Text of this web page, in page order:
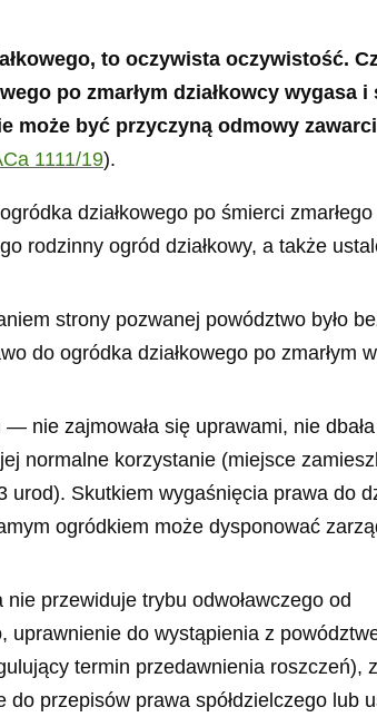
to oczywista oczywistość.
po zmarłym działkowcy wygasa
może być przyczyną odmowy
1111/19).
działkowego po śmierci
rodzinny ogród działkowy, a także
strony pozwanej powództwo było
do ogródka działkowego po zmarłym
— nie zajmowała się uprawami, nie
normalne korzystanie (miejsce
Skutkiem wygaśnięcia prawa do
ogródkiem może dysponować
przewiduje trybu odwoławczego od
uprawnienie do wystąpienia z
termin przedawnienia roszczeń),
do przepisów prawa spółdzielczego lub